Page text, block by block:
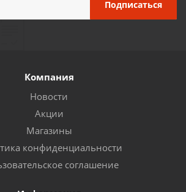
Компания
Новости
Акции
Магазины
конфиденциальности
соглашение